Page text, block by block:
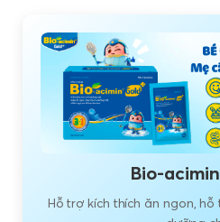
Bio-
Hỗ trợ kích thích ăn ngon,